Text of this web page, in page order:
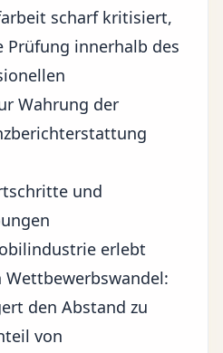
scharf kritisiert,
Prüfung innerhalb des
Wahrung der
und
erlebt
den Abstand zu
von